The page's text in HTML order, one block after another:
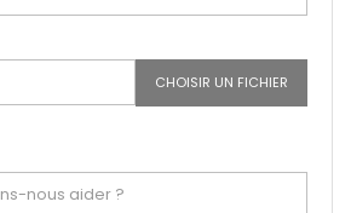
CHOISIR UN FICHIER